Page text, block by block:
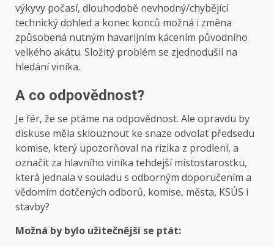
výkyvy počasí, dlouhodobě nevhodný/chybějící
technický dohled a konec konců možná i změna
způsobená nutným havarijním kácením původního
velkého akátu. Složitý problém se zjednodušil na
hledání viníka.
A co odpovědnost?
Je fér, že se ptáme na odpovědnost. Ale opravdu by
diskuse měla sklouznout ke snaze odvolat předsedu
komise, který upozorňoval na rizika z prodlení, a
označit za hlavního viníka tehdejší místostarostku,
která jednala v souladu s odborným doporučením a
vědomím dotčených odborů, komise, města, KSÚS i
stavby?
Možná by bylo užitečnější se ptát: